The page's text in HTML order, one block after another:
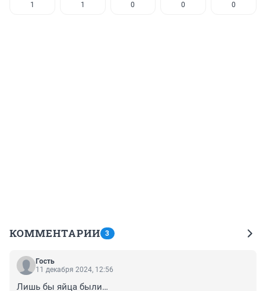
1 1 0 0 0
КОММЕНТАРИИ 3
Гость
11 декабря 2024, 12:56
Лишь бы яйца были…